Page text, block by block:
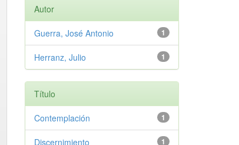
Autor
1
Guerra, José Antonio
1
Herranz, Julio
Título
1
Contemplación
1
Discernimiento